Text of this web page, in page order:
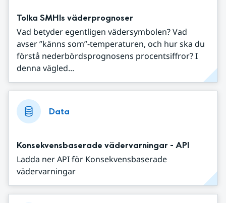
Tolka SMHIs väderprognoser
Vad betyder egentligen vädersymbolen? Vad
avser ”känns som”-temperaturen, och hur ska du
förstå nederbördsprognosens procentsiffror? I
denna vägled...
Data
Konsekvensbaserade vädervarningar - API
Ladda ner API för Konsekvensbaserade
vädervarningar